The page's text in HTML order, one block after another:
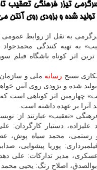
تیزر فرهنگی تعقیب
شده و بزودی روی آنتن
به نقل از روابط عمومی
به تهیه کنندگی محمدجواد
ترین اثر کوتاه باشگاه فیلم
بسیج رسانه ملی و سازمان
شده و بزودی روی آنتن
چهارمین اثر کوتاهی است
«تعقیب» عبارتند از:
دستیار کارگردان:
رستمی، محمد سیاه پوش،
پوریا پیشوایی،
عسکری، مدیر تدارکات: علی
اصلاح رنگ: یحیی